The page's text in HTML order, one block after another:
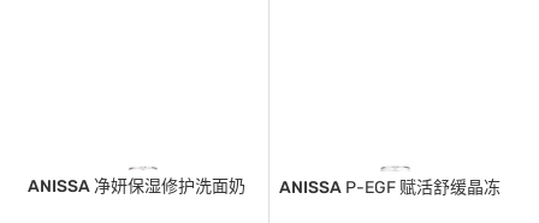
ANISSA 净妍保湿修护洗面奶 ANISSA P-EGF 赋活舒缓晶冻